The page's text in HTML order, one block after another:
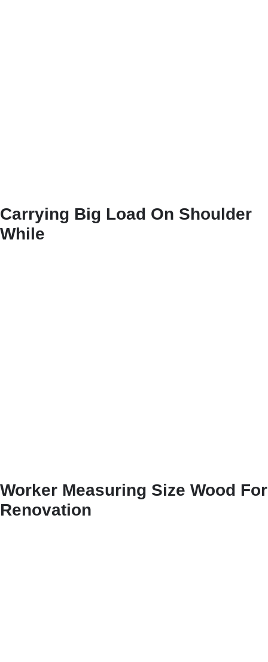
Carrying Big Load On Shoulder
While
Worker Measuring Size Wood For
Renovation